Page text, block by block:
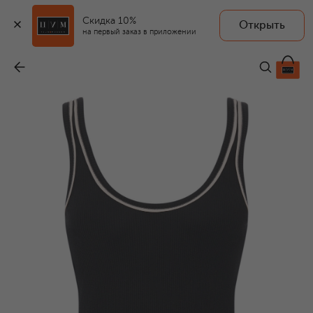
Скидка 10%
на первый заказ в приложении
Открыть
59 950 ₽